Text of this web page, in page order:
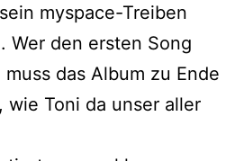
myspace-Treiben
Wer den ersten Song
das Album zu Ende
wie Toni da unser aller